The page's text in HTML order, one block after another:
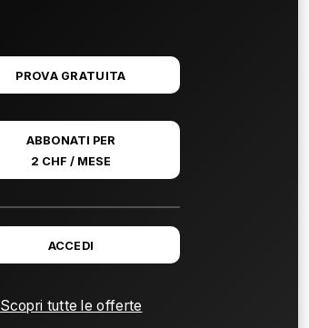
PROVA GRATUITA
ABBONATI PER
2 CHF / MESE
ACCEDI
Scopri tutte le offerte